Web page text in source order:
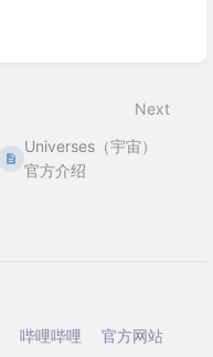
Next
Universes（宇宙）
官方介绍
哔哩哔哩 官方网站